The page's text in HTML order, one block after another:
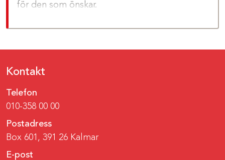
för den som önskar.
Kontakt
Telefon
010-358 00 00
Postadress
Box 601, 391 26 Kalmar
E-post